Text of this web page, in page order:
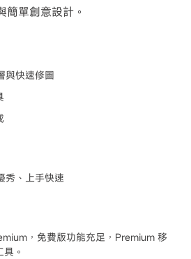
簡單創意設計。
與快速修圖
秀、上手快速
，免費版功能充足，Premium 移
。